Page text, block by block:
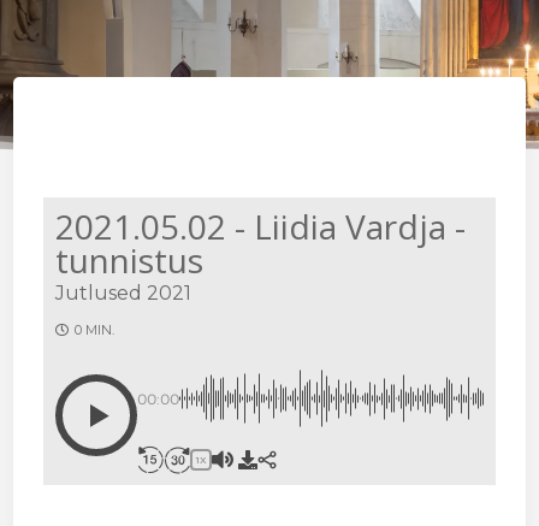
2021.05.02 - Liidia Vardja -
tunnistus
Jutlused 2021
0 MIN.
00:00
1X